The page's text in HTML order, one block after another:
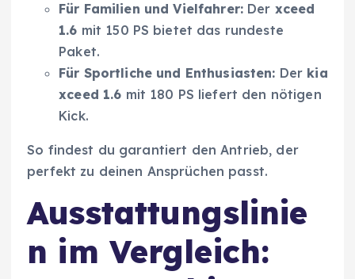
Für Familien und Vielfahrer: Der xceed
1.6 mit 150 PS bietet das rundeste
Paket.
Für Sportliche und Enthusiasten: Der kia
xceed 1.6 mit 180 PS liefert den nötigen
Kick.
So findest du garantiert den Antrieb, der
perfekt zu deinen Ansprüchen passt.
Ausstattungslinie
n im Vergleich: